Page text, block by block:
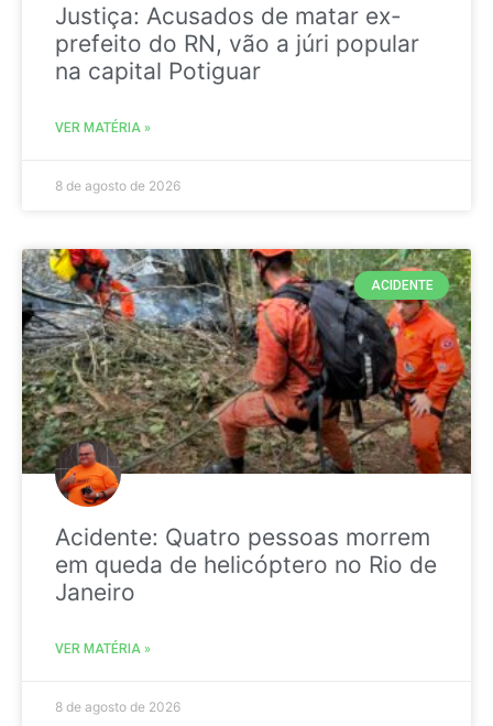
Justiça: Acusados de matar ex-
prefeito do RN, vão a júri popular
na capital Potiguar
VER MATÉRIA »
8 de agosto de 2026
ACIDENTE
Acidente: Quatro pessoas morrem
em queda de helicóptero no Rio de
Janeiro
VER MATÉRIA »
8 de agosto de 2026